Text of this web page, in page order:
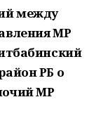
между
МР
РБ о
МР